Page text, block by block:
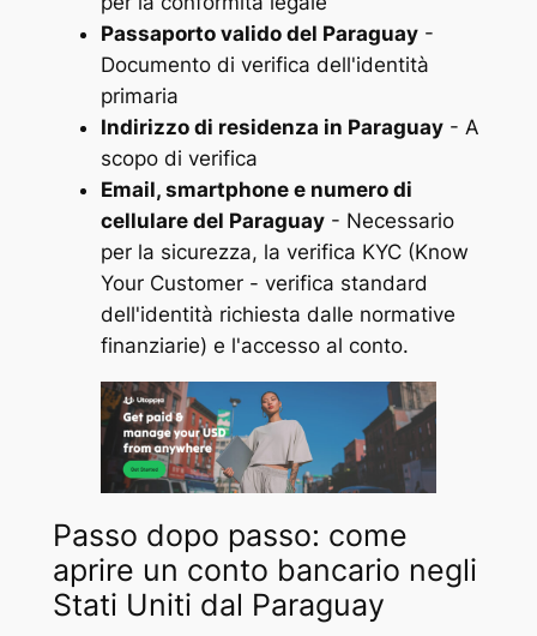
Passaporto valido del Paraguay-
Documento di verifica dell'identità
primaria
Indirizzo di residenza in Paraguay- A
scopo di verifica
Email, smartphone e numero di
cellulare del Paraguay- Necessario
per la sicurezza, la verifica KYC (Know
Your Customer - verifica standard
dell'identità richiesta dalle normative
finanziarie) e l'accesso al conto.
Passo dopo passo: come
aprire un conto bancario negli
Stati Uniti dal Paraguay